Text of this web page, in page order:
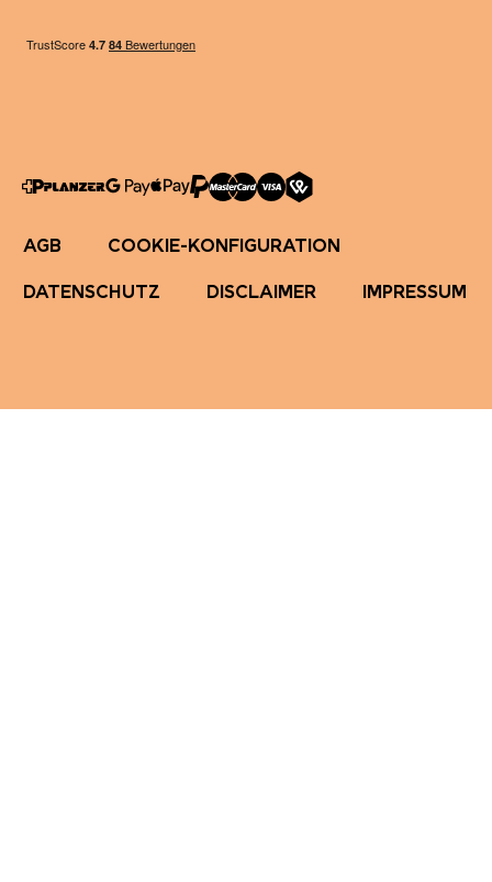
AGB COOKIE-KONFIGURATION
DATENSCHUTZ DISCLAIMER IMPRESSUM